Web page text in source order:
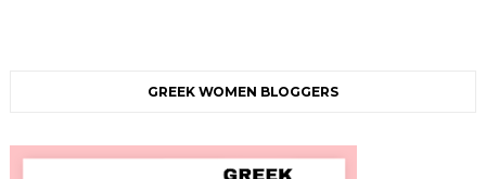
GREEK WOMEN BLOGGERS